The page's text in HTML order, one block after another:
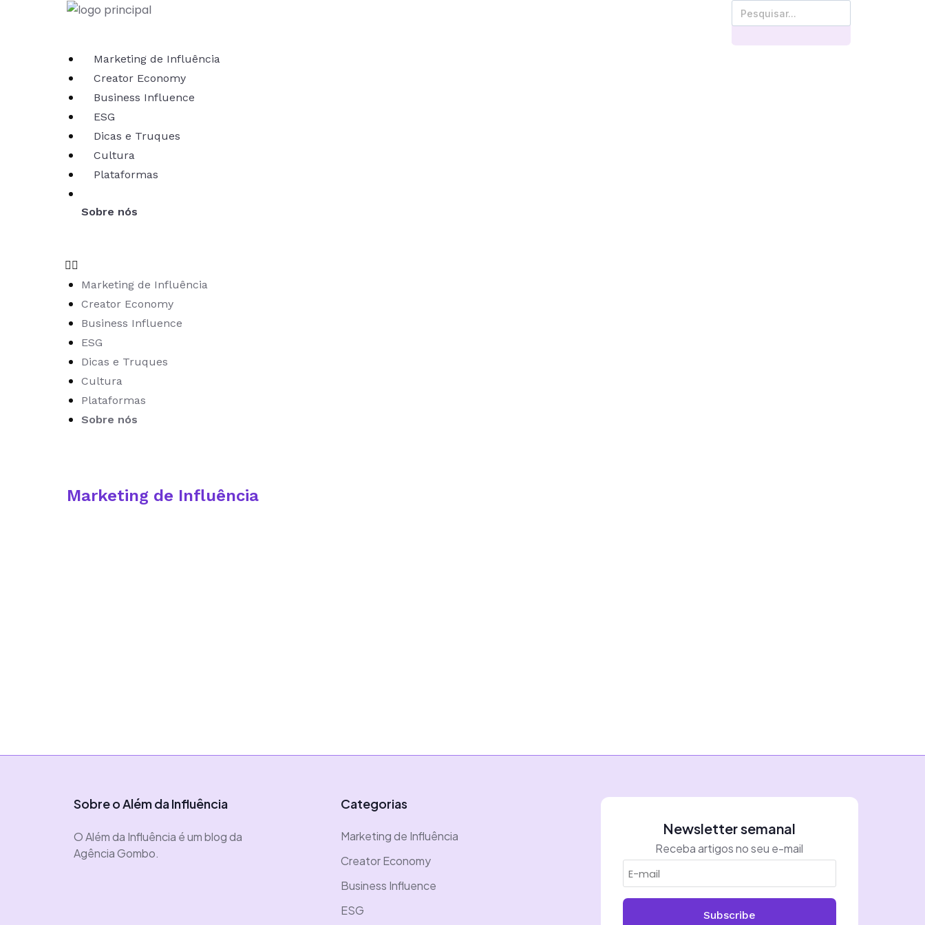
Marketing de Influência
Creator Economy
Business Influence
ESG
Dicas e Truques
Cultura
Plataformas
Sobre nós
Marketing de Influência
Creator Economy
Business Influence
ESG
Dicas e Truques
Cultura
Plataformas
Sobre nós
Marketing de Influência
Sobre o Além da Influência
O Além da Influência é um blog da
Agência Gombo.
Categorias
Marketing de Influência
Creator Economy
Business Influence
ESG
Newsletter semanal
Receba artigos no seu e-mail
Subscribe